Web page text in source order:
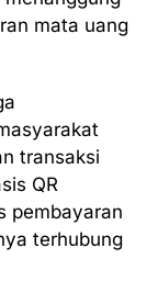
mata uang
transaksi
QR
pembayaran
terhubung